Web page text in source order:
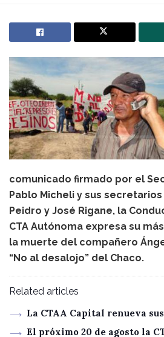
comunicado firmado por el
Pablo Micheli y sus
Peidro y José Rigane, la
CTA Autónoma expresa su
la muerte del compañero
“No al desalojo” del Chaco.
Related articles
La CTAA Capital renueva
El próximo 20 de agosto la